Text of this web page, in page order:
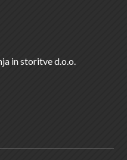
in storitve d.o.o.